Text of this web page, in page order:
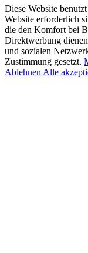
Diese Website
Website erforderlich
die den Komfort bei
Direktwerbung
und sozialen
Zustimmung gesetzt.
Ablehnen Alle